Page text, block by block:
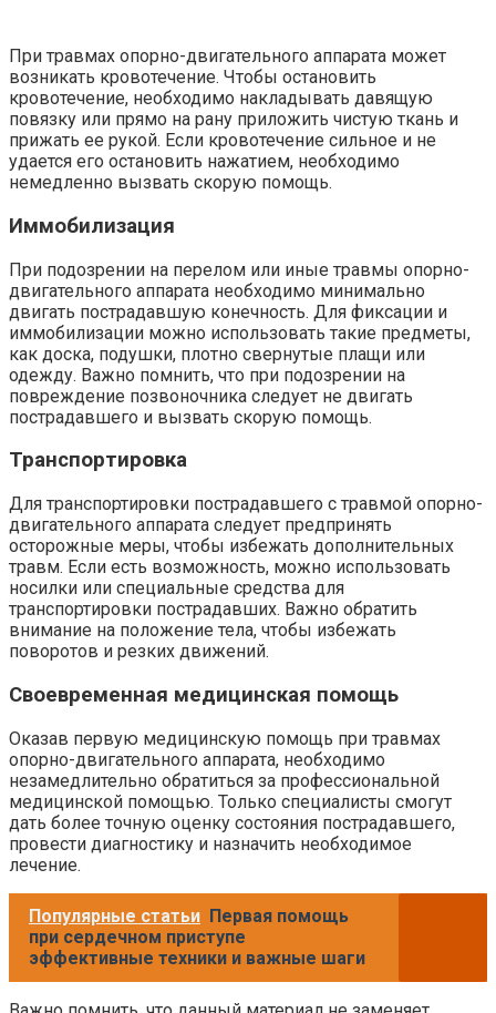
При травмах опорно-двигательного аппарата может
возникать кровотечение. Чтобы остановить
кровотечение, необходимо накладывать давящую
повязку или прямо на рану приложить чистую ткань и
прижать ее рукой. Если кровотечение сильное и не
удается его остановить нажатием, необходимо
немедленно вызвать скорую помощь.
Иммобилизация
При подозрении на перелом или иные травмы опорно-
двигательного аппарата необходимо минимально
двигать пострадавшую конечность. Для фиксации и
иммобилизации можно использовать такие предметы,
как доска, подушки, плотно свернутые плащи или
одежду. Важно помнить, что при подозрении на
повреждение позвоночника следует не двигать
пострадавшего и вызвать скорую помощь.
Транспортировка
Для транспортировки пострадавшего с травмой опорно-
двигательного аппарата следует предпринять
осторожные меры, чтобы избежать дополнительных
травм. Если есть возможность, можно использовать
носилки или специальные средства для
транспортировки пострадавших. Важно обратить
внимание на положение тела, чтобы избежать
поворотов и резких движений.
Своевременная медицинская помощь
Оказав первую медицинскую помощь при травмах
опорно-двигательного аппарата, необходимо
незамедлительно обратиться за профессиональной
медицинской помощью. Только специалисты смогут
дать более точную оценку состояния пострадавшего,
провести диагностику и назначить необходимое
лечение.
Популярные статьи Первая помощь
при сердечном приступе
эффективные техники и важные шаги